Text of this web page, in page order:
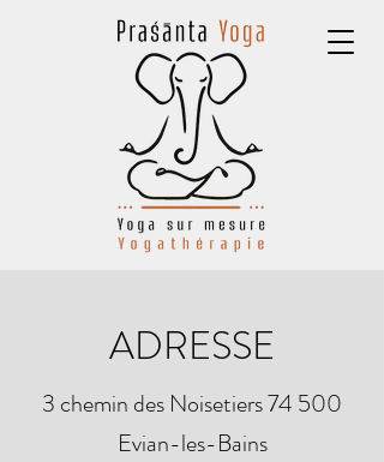
ADRESSE
3 chemin des Noisetiers 74 500
Evian-les-Bains